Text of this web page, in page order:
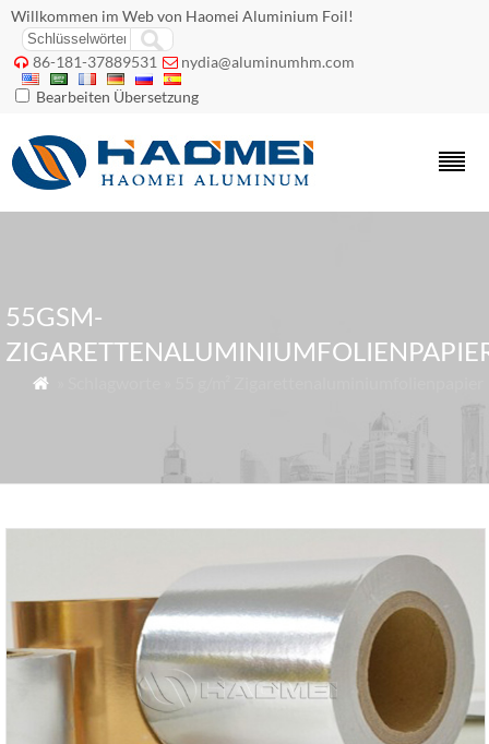
Willkommen im Web von Haomei Aluminium Foil!
 86-181-37889531  nydia@aluminumhm.com
Bearbeiten Übersetzung
55GSM-
